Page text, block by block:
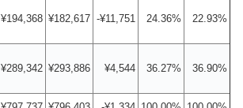
¥194,368 ¥182,617 -¥11,751 24.36% 22.93%
¥289,342 ¥293,886 ¥4,544 36.27% 36.90%